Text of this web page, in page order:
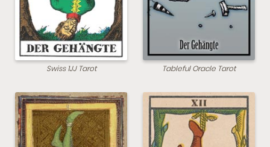
Swiss 1JJ Tarot Tableful Oracle Tarot